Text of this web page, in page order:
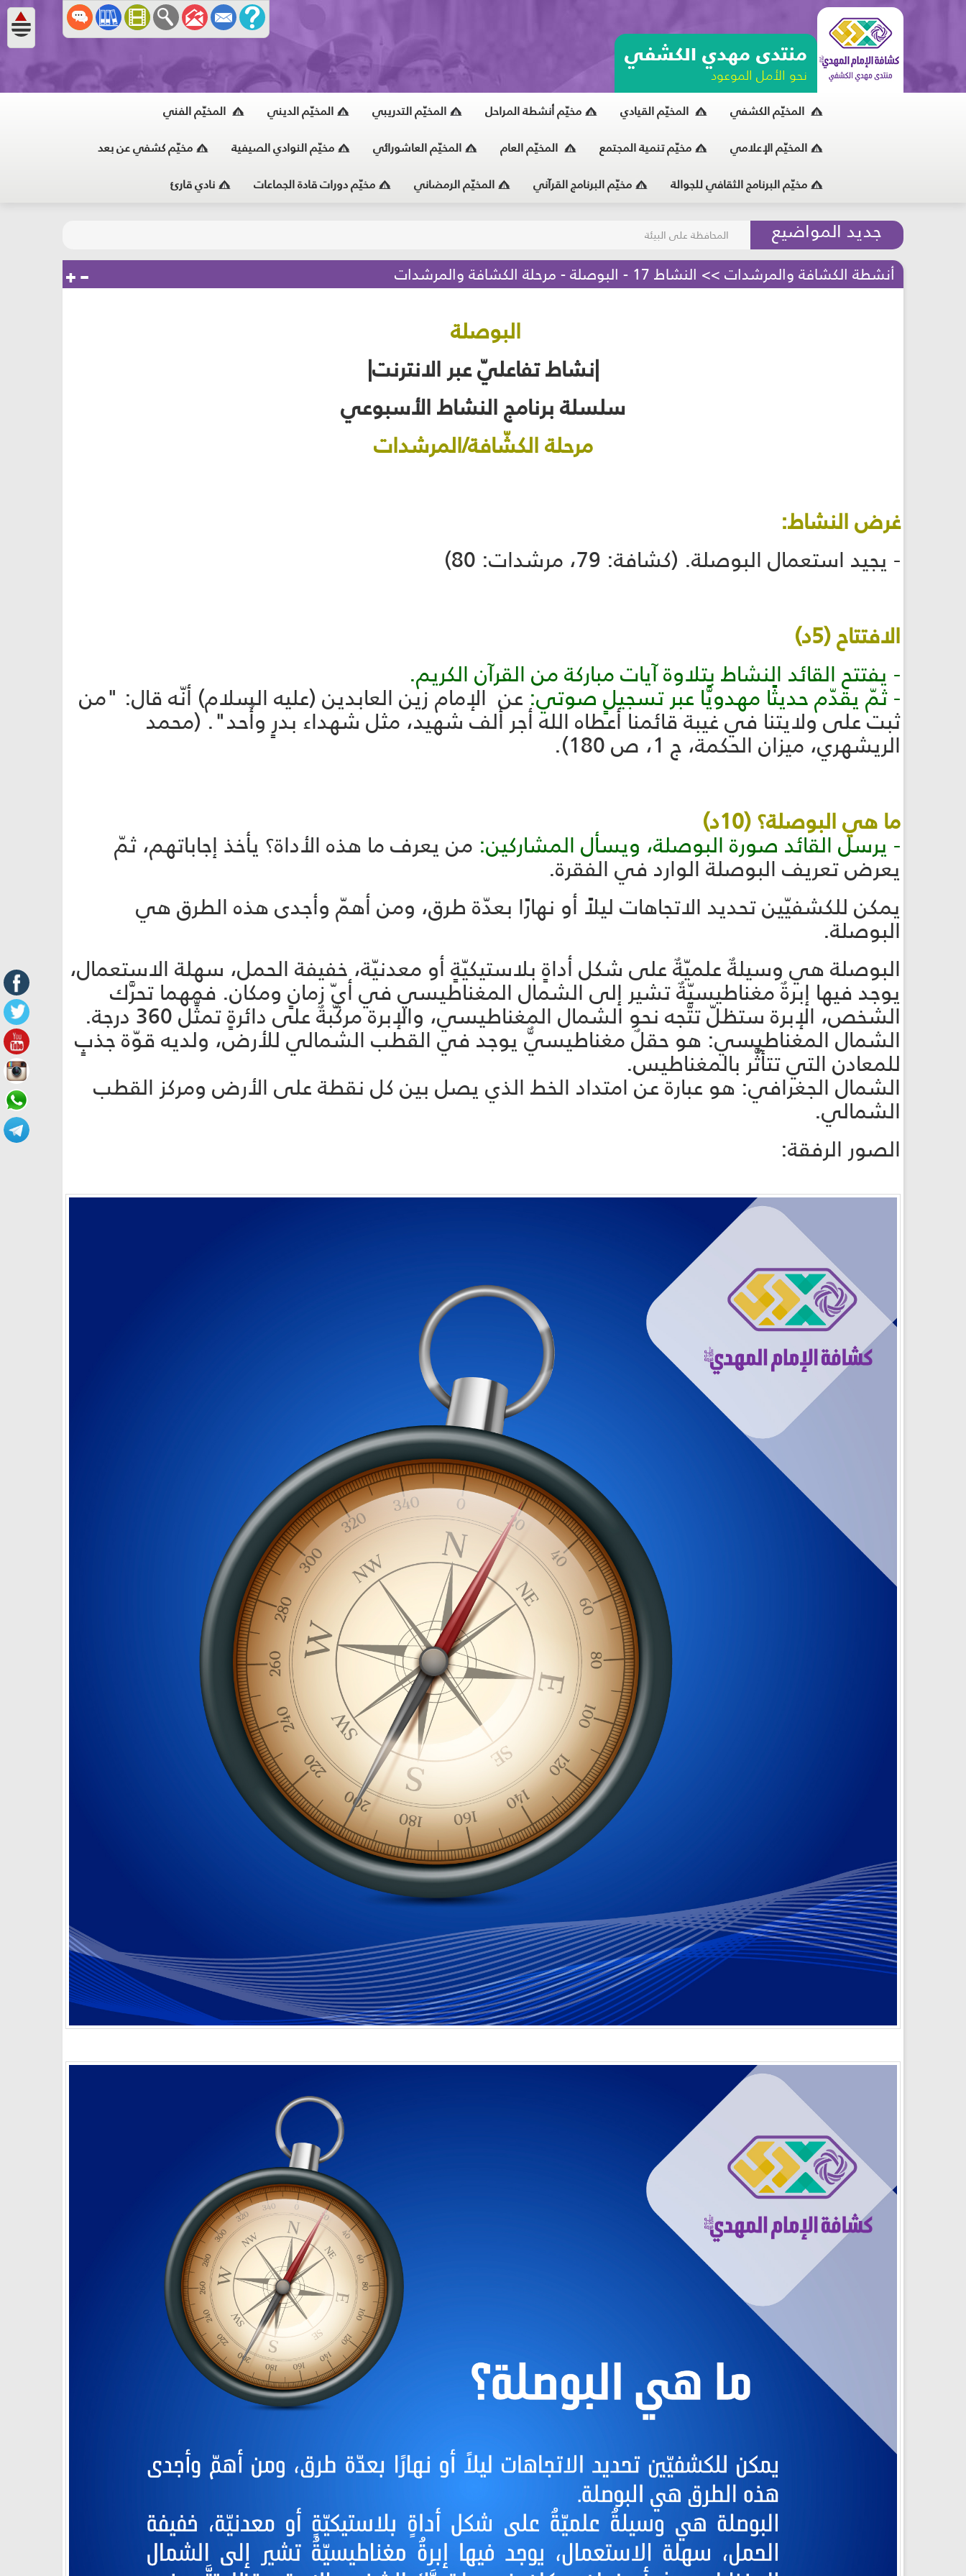
منتدى مهدي الكشفي
نحو الأمل الموعود
المخيّم الكشفي المخيّم القيادي مخيّم أنشطة المراحل المخيّم التدريبي المخيّم الديني المخيّم الفني
المخيّم الإعلامي مخيّم تنمية المجتمع المخيّم العام المخيّم العاشورائي مخيّم النوادي الصيفية مخيّم كشفي عن بعد
مخيّم البرنامج الثقافي للجوالة مخيّم البرنامج القرآني المخيّم الرمضاني مخيّم دورات قادة الجماعات نادي قارئ
جديد المواضيع
مسابقة الركب الحسينيّ
المحافظة على البيئة
أنشطة الكشافة والمرشدات >> النشاط 17 - البوصلة - مرحلة الكشافة والمرشدات
البوصلة
|نشاط تفاعليّ عبر الانترنت|
سلسلة برنامج النشاط الأسبوعي
مرحلة الكشّافة/المرشدات
غرض النشاط:
- يجيد استعمال البوصلة. (كشافة: 79، مرشدات: 80)
الافتتاح (5د)
- يفتتح القائد النشاط بتلاوة آيات مباركة من القرآن الكريم.
- ثمّ يقدّم حديثًا مهدويًّا عبر تسجيلٍ صوتي: عن الإمام زين العابدين (عليه السلام) أنّه قال: "من
ثبت على ولايتنا في غيبة قائمنا أعطاه الله أجر ألف شهيد، مثل شهداء بدرٍ وأُحد". (محمد
الريشهري، ميزان الحكمة، ج 1، ص 180).
ما هي البوصلة؟ (10د)
- يرسل القائد صورة البوصلة، ويسأل المشاركين: من يعرف ما هذه الأداة؟ يأخذ إجاباتهم، ثمّ
يعرض تعريف البوصلة الوارد في الفقرة.
يمكن للكشفيّين تحديد الاتجاهات ليلاً أو نهارًا بعدّة طرق، ومن أهمّ وأجدى هذه الطرق هي
البوصلة.
البوصلة هي وسيلةٌ علميّةٌ على شكل أداةٍ بلاستيكيّةٍ أو معدنيّة، خفيفة الحمل، سهلة الاستعمال،
يوجد فيها إبرةٌ مغناطيسيّةٌ تشير إلى الشمال المغناطيسي في أيّ زمانٍ ومكان. فمهما تحرَّك
الشخص، الإبرة ستظلّ تتَّجه نحو الشمال المغناطيسي، والإبرة مركّبةٌ على دائرةٍ تمثِّل 360 درجة.
الشمال المغناطيسي: هو حقلٌ مغناطيسيٌّ يوجد في القطب الشمالي للأرض، ولديه قوّة جذبٍ
للمعادن التي تتأثَّر بالمغناطيس.
الشمال الجغرافي: هو عبارة عن امتداد الخط الذي يصل بين كل نقطة على الأرض ومركز القطب
الشمالي.
الصور الرفقة: